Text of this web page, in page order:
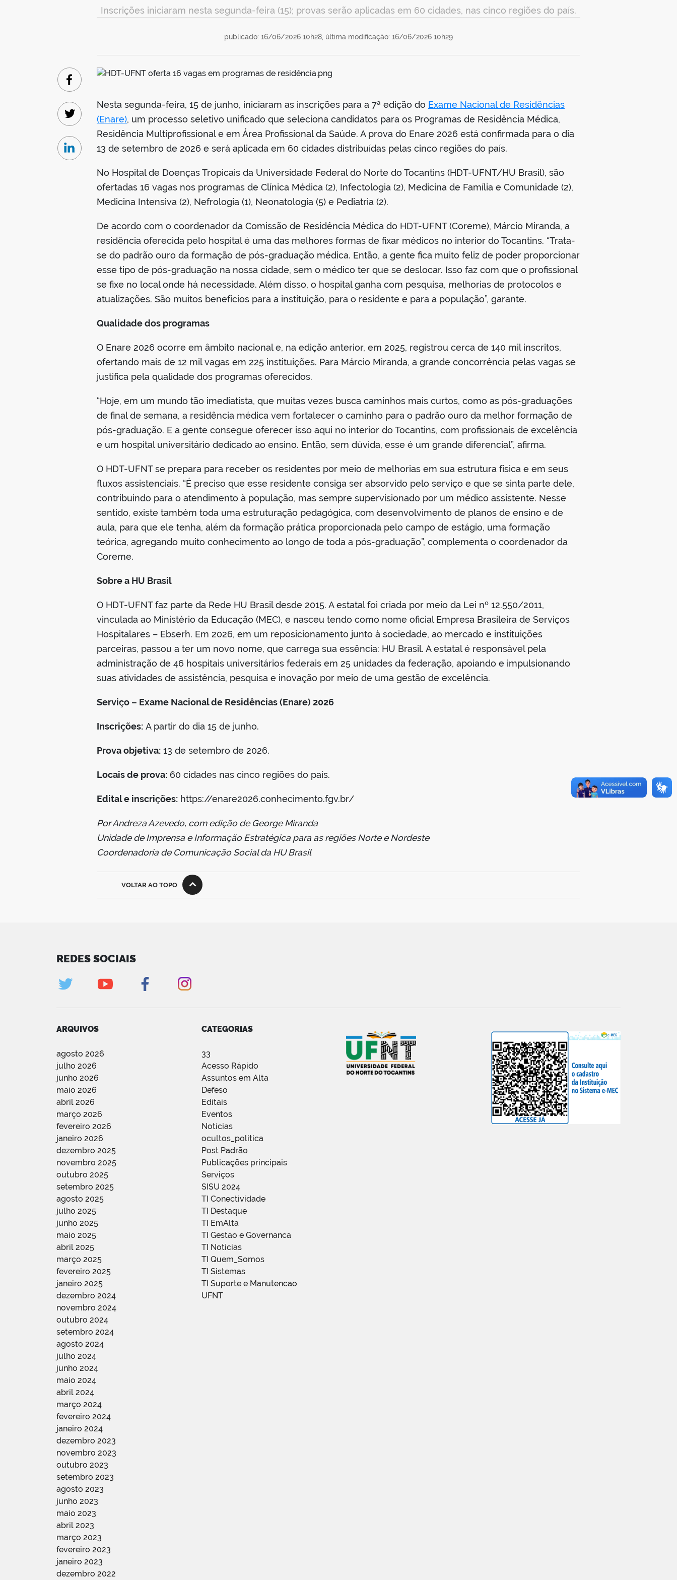
Inscrições iniciaram nesta segunda-feira (15); provas serão aplicadas em 60 cidades, nas cinco regiões do país.
publicado: 16/06/2026 10h28, última modificação: 16/06/2026 10h29
Nesta segunda-feira, 15 de junho, iniciaram as inscrições para a 7ª edição do Exame Nacional de Residências
(Enare), um processo seletivo unificado que seleciona candidatos para os Programas de Residência Médica,
Residência Multiprofissional e em Área Profissional da Saúde. A prova do Enare 2026 está confirmada para o dia
13 de setembro de 2026 e será aplicada em 60 cidades distribuídas pelas cinco regiões do país.
No Hospital de Doenças Tropicais da Universidade Federal do Norte do Tocantins (HDT-UFNT/HU Brasil), são
ofertadas 16 vagas nos programas de Clínica Médica (2), Infectologia (2), Medicina de Família e Comunidade (2),
Medicina Intensiva (2), Nefrologia (1), Neonatologia (5) e Pediatria (2).
De acordo com o coordenador da Comissão de Residência Médica do HDT-UFNT (Coreme), Márcio Miranda, a
residência oferecida pelo hospital é uma das melhores formas de fixar médicos no interior do Tocantins. “Trata-
se do padrão ouro da formação de pós-graduação médica. Então, a gente fica muito feliz de poder proporcionar
esse tipo de pós-graduação na nossa cidade, sem o médico ter que se deslocar. Isso faz com que o profissional
se fixe no local onde há necessidade. Além disso, o hospital ganha com pesquisa, melhorias de protocolos e
atualizações. São muitos benefícios para a instituição, para o residente e para a população”, garante.
Qualidade dos programas
O Enare 2026 ocorre em âmbito nacional e, na edição anterior, em 2025, registrou cerca de 140 mil inscritos,
ofertando mais de 12 mil vagas em 225 instituições. Para Márcio Miranda, a grande concorrência pelas vagas se
justifica pela qualidade dos programas oferecidos.
“Hoje, em um mundo tão imediatista, que muitas vezes busca caminhos mais curtos, como as pós-graduações
de final de semana, a residência médica vem fortalecer o caminho para o padrão ouro da melhor formação de
pós-graduação. E a gente consegue oferecer isso aqui no interior do Tocantins, com profissionais de excelência
e um hospital universitário dedicado ao ensino. Então, sem dúvida, esse é um grande diferencial”, afirma.
O HDT-UFNT se prepara para receber os residentes por meio de melhorias em sua estrutura física e em seus
fluxos assistenciais. “É preciso que esse residente consiga ser absorvido pelo serviço e que se sinta parte dele,
contribuindo para o atendimento à população, mas sempre supervisionado por um médico assistente. Nesse
sentido, existe também toda uma estruturação pedagógica, com desenvolvimento de planos de ensino e de
aula, para que ele tenha, além da formação prática proporcionada pelo campo de estágio, uma formação
teórica, agregando muito conhecimento ao longo de toda a pós-graduação”, complementa o coordenador da
Coreme.
Sobre a HU Brasil
O HDT-UFNT faz parte da Rede HU Brasil desde 2015. A estatal foi criada por meio da Lei nº 12.550/2011,
vinculada ao Ministério da Educação (MEC), e nasceu tendo como nome oficial Empresa Brasileira de Serviços
Hospitalares – Ebserh. Em 2026, em um reposicionamento junto à sociedade, ao mercado e instituições
parceiras, passou a ter um novo nome, que carrega sua essência: HU Brasil. A estatal é responsável pela
administração de 46 hospitais universitários federais em 25 unidades da federação, apoiando e impulsionando
suas atividades de assistência, pesquisa e inovação por meio de uma gestão de excelência.
Serviço – Exame Nacional de Residências (Enare) 2026
Inscrições: A partir do dia 15 de junho.
Prova objetiva: 13 de setembro de 2026.
Locais de prova: 60 cidades nas cinco regiões do país.
Edital e inscrições: https://enare2026.conhecimento.fgv.br/
Por Andreza Azevedo, com edição de George Miranda
Unidade de Imprensa e Informação Estratégica para as regiões Norte e Nordeste
Coordenadoria de Comunicação Social da HU Brasil
Facebook
Twitter
Linkedin
VOLTAR AO TOPO
REDES SOCIAIS
ARQUIVOS
agosto 2026
julho 2026
junho 2026
maio 2026
abril 2026
março 2026
fevereiro 2026
janeiro 2026
dezembro 2025
novembro 2025
outubro 2025
setembro 2025
agosto 2025
julho 2025
junho 2025
maio 2025
abril 2025
março 2025
fevereiro 2025
janeiro 2025
dezembro 2024
novembro 2024
outubro 2024
setembro 2024
agosto 2024
julho 2024
junho 2024
maio 2024
abril 2024
março 2024
fevereiro 2024
janeiro 2024
dezembro 2023
novembro 2023
outubro 2023
setembro 2023
agosto 2023
junho 2023
maio 2023
abril 2023
março 2023
fevereiro 2023
janeiro 2023
dezembro 2022
CATEGORIAS
33
Acesso Rápido
Assuntos em Alta
Defeso
Editais
Eventos
Notícias
ocultos_politica
Post Padrão
Publicações principais
Serviços
SISU 2024
TI Conectividade
TI Destaque
TI EmAlta
TI Gestao e Governanca
TI Noticias
TI Quem_Somos
TI Sistemas
TI Suporte e Manutencao
UFNT